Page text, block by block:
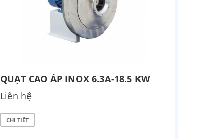
QUẠT CAO ÁP INOX 6.3A-18.5 KW
Liên hệ
CHI TIẾT